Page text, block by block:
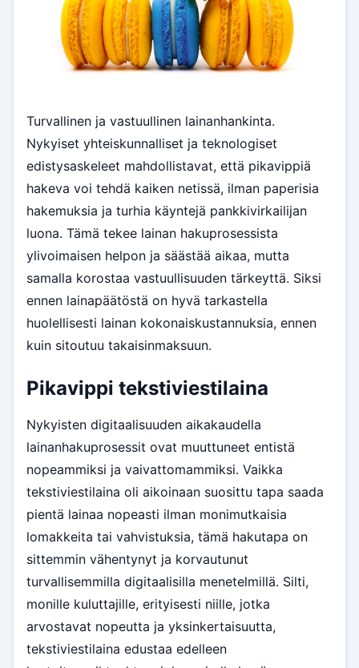
Turvallinen ja vastuullinen lainanhankinta.
Nykyiset yhteiskunnalliset ja teknologiset
edistysaskeleet mahdollistavat, että pikavippiä
hakeva voi tehdä kaiken netissä, ilman paperisia
hakemuksia ja turhia käyntejä pankkivirkailijan
luona. Tämä tekee lainan hakuprosessista
ylivoimaisen helpon ja säästää aikaa, mutta
samalla korostaa vastuullisuuden tärkeyttä. Siksi
ennen lainapäätöstä on hyvä tarkastella
huolellisesti lainan kokonaiskustannuksia, ennen
kuin sitoutuu takaisinmaksuun.
Pikavippi tekstiviestilaina
Nykyisten digitaalisuuden aikakaudella
lainanhakuprosessit ovat muuttuneet entistä
nopeammiksi ja vaivattomammiksi. Vaikka
tekstiviestilaina oli aikoinaan suosittu tapa saada
pientä lainaa nopeasti ilman monimutkaisia
lomakkeita tai vahvistuksia, tämä hakutapa on
sittemmin vähentynyt ja korvautunut
turvallisemmilla digitaalisilla menetelmillä. Silti,
monille kuluttajille, erityisesti niille, jotka
arvostavat nopeutta ja yksinkertaisuutta,
tekstiviestilaina edustaa edelleen